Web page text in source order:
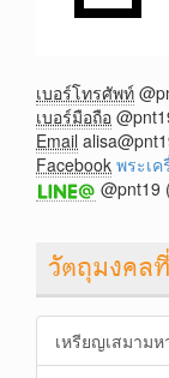
เบอร์โทรศัพท์
เบอร์มือถือ
Email
Facebook พระเ
@pnt19
วัตถุมงคล
เหรียญเสมาม